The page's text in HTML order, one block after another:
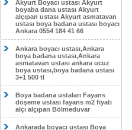
Akyurt Boyacı ustası Akyurt
boyaba dana ustası Akyurt
alçıpan ustası Akyurt asmatavan
ustası boya badana ustası boyacı
Ankara 0554 184 41 66
Ankara boyacı ustası,Ankara
boya badana ustası,Ankara
asmatavan ustası ankara ucuz
boya ustası,boya badana ustası
3+1 500 tl
Boya badana ustaları Fayans
döşeme ustası fayans m2 fiyatı
alçı alçıpan Bölmeduvar
Ankarada boyacı ustası Boya